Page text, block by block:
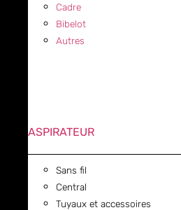
Cadre
Bibelot
Autres
ASPIRATEUR
Sans fil
Central
Tuyaux et accessoires